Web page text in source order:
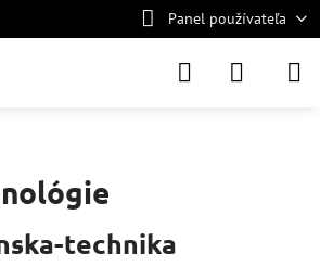
Panel používateľa
technika